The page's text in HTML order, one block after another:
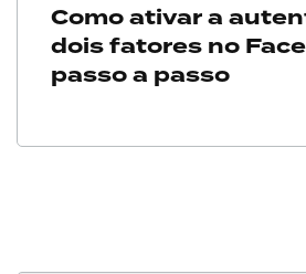
Como ativar a
dois fatores no
passo a passo